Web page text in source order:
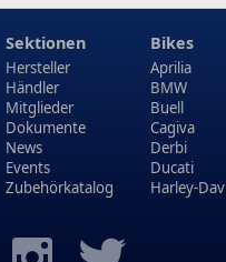
Sektionen
Hersteller
Händler
Mitglieder
Dokumente
News
Events
Zubehörkatalog
Bikes
Aprilia
BMW
Buell
Cagiva
Derbi
Ducati
Harley-